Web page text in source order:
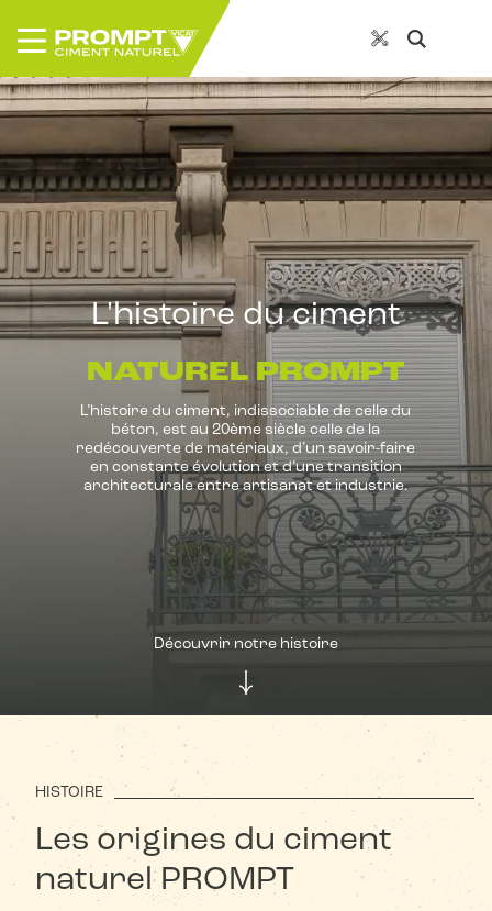
L'histoire du ciment
NATUREL PROMPT
L’histoire du ciment, indissociable de celle du
béton, est au 20ème siècle celle de la
redécouverte de matériaux, d’un savoir-faire
en constante évolution et d’une transition
architecturale entre artisanat et industrie.
Découvrir notre histoire
HISTOIRE
Les origines du ciment
naturel PROMPT